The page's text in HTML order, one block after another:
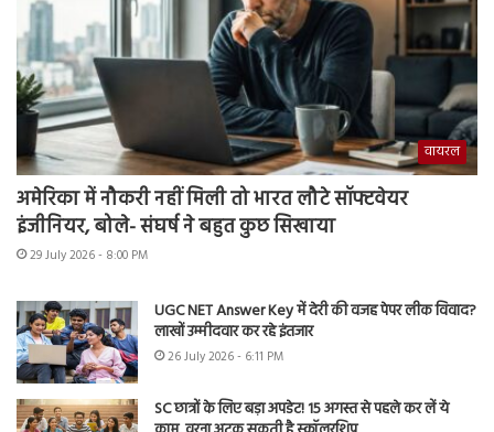
वायरल
अमेरिका में नौकरी नहीं मिली तो भारत लौटे सॉफ्टवेयर
इंजीनियर, बोले- संघर्ष ने बहुत कुछ सिखाया
29 July 2026 - 8:00 PM
UGC NET Answer Key में देरी की वजह पेपर लीक विवाद?
लाखों उम्मीदवार कर रहे इंतजार
26 July 2026 - 6:11 PM
SC छात्रों के लिए बड़ा अपडेट! 15 अगस्त से पहले कर लें ये